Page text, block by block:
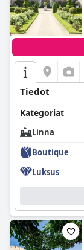
Tiedot
Kategoriat
Linna
Boutique
Luksus